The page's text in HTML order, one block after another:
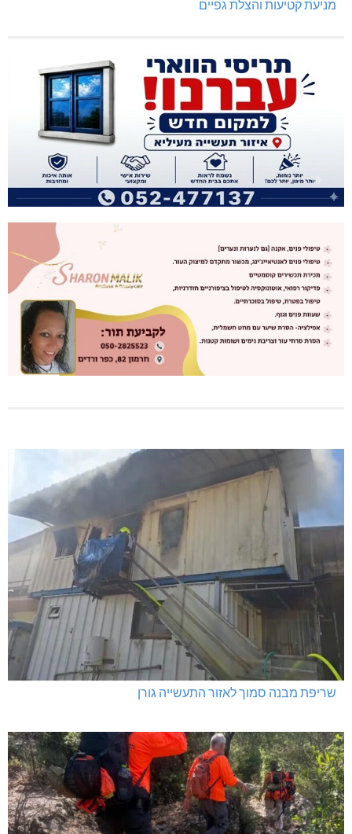
מניעת קטיעות והצלת גפיים
שריפת מבנה סמוך לאזור התעשייה גורן